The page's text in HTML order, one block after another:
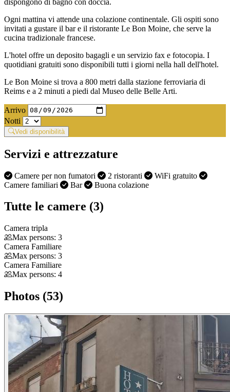
Ogni mattina vi attende una colazione continentale. Gli ospiti sono
invitati a gustare il bar e il ristorante Le Bon Moine, che serve la
cucina tradizionale francese.
L'hotel offre un deposito bagagli e un servizio fax e fotocopia. I
quotidiani gratuiti sono disponibili tutti i giorni nella hall dell'hotel.
Le Bon Moine si trova a 800 metri dalla stazione ferroviaria di
Reims e a 2 minuti a piedi dal Museo delle Belle Arti.
Arrivo
Notti
Vedi disponibilità
Servizi e attrezzature
Camere per non fumatori 2 ristoranti
WiFi gratuito
Camere familiari
Bar Buona colazione
Tutte le camere (3)
Camera tripla
Max persons: 3
Camera Familiare
Max persons: 3
Camera Familiare
Max persons: 4
Photos (53)